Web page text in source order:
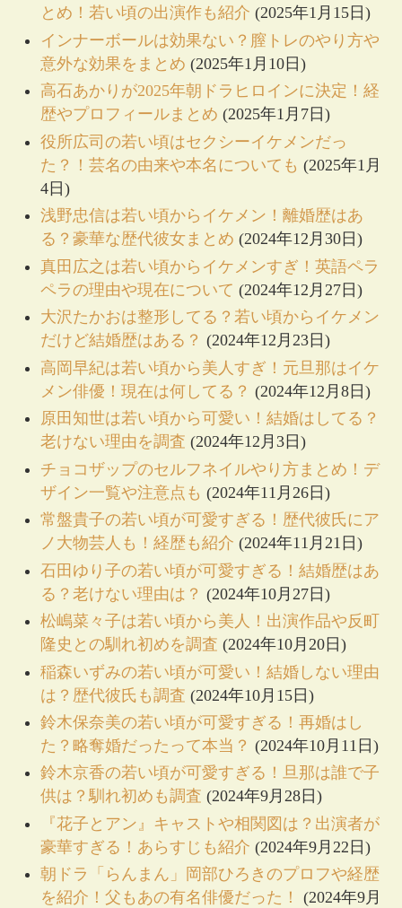
とめ！若い頃の出演作も紹介 (2025年1月15日)
インナーボールは効果ない？膣トレのやり方や
意外な効果をまとめ (2025年1月10日)
高石あかりが2025年朝ドラヒロインに決定！経
歴やプロフィールまとめ (2025年1月7日)
役所広司の若い頃はセクシーイケメンだっ
た？！芸名の由来や本名についても (2025年1月
4日)
浅野忠信は若い頃からイケメン！離婚歴はあ
る？豪華な歴代彼女まとめ (2024年12月30日)
真田広之は若い頃からイケメンすぎ！英語ペラ
ペラの理由や現在について (2024年12月27日)
大沢たかおは整形してる？若い頃からイケメン
だけど結婚歴はある？ (2024年12月23日)
高岡早紀は若い頃から美人すぎ！元旦那はイケ
メン俳優！現在は何してる？ (2024年12月8日)
原田知世は若い頃から可愛い！結婚はしてる？
老けない理由を調査 (2024年12月3日)
チョコザップのセルフネイルやり方まとめ！デ
ザイン一覧や注意点も (2024年11月26日)
常盤貴子の若い頃が可愛すぎる！歴代彼氏にア
ノ大物芸人も！経歴も紹介 (2024年11月21日)
石田ゆり子の若い頃が可愛すぎる！結婚歴はあ
る？老けない理由は？ (2024年10月27日)
松嶋菜々子は若い頃から美人！出演作品や反町
隆史との馴れ初めを調査 (2024年10月20日)
稲森いずみの若い頃が可愛い！結婚しない理由
は？歴代彼氏も調査 (2024年10月15日)
鈴木保奈美の若い頃が可愛すぎる！再婚はし
た？略奪婚だったって本当？ (2024年10月11日)
鈴木京香の若い頃が可愛すぎる！旦那は誰で子
供は？馴れ初めも調査 (2024年9月28日)
『花子とアン』キャストや相関図は？出演者が
豪華すぎる！あらすじも紹介 (2024年9月22日)
朝ドラ「らんまん」岡部ひろきのプロフや経歴
を紹介！父もあの有名俳優だった！
(2024年9月